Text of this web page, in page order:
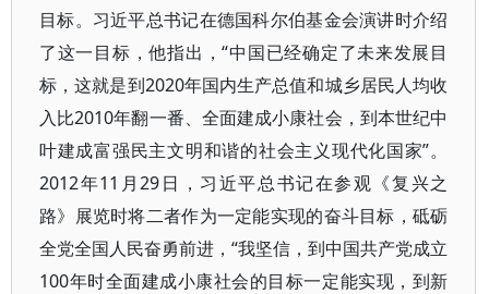
目标。习近平总书记在德国科尔伯基金会演讲时介绍
了这一目标，他指出，“中国已经确定了未来发展目
标，这就是到2020年国内生产总值和城乡居民人均收
入比2010年翻一番、全面建成小康社会，到本世纪中
叶建成富强民主文明和谐的社会主义现代化国家”。
2012年11月29日，习近平总书记在参观《复兴之
路》展览时将二者作为一定能实现的奋斗目标，砥砺
全党全国人民奋勇前进，“我坚信，到中国共产党成立
100年时全面建成小康社会的目标一定能实现，到新